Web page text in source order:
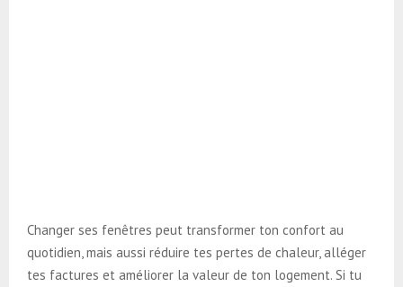
Changer ses fenêtres peut transformer ton confort au
quotidien, mais aussi réduire tes pertes de chaleur, alléger
tes factures et améliorer la valeur de ton logement. Si tu